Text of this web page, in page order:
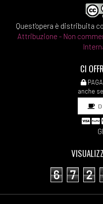
Quest'opera è distribuita
Attribuzione - Non
CI
anche
6 7 2